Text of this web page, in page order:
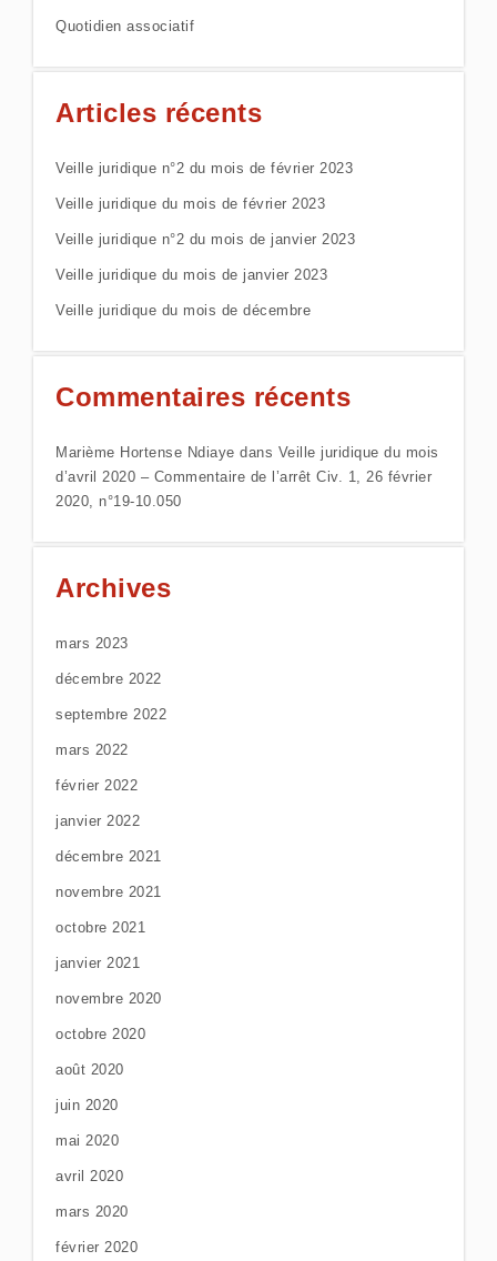
Quotidien associatif
Articles récents
Veille juridique n°2 du mois de février 2023
Veille juridique du mois de février 2023
Veille juridique n°2 du mois de janvier 2023
Veille juridique du mois de janvier 2023
Veille juridique du mois de décembre
Commentaires récents
Marième Hortense Ndiaye dans Veille juridique du mois
d’avril 2020 – Commentaire de l’arrêt Civ. 1, 26 février
2020, n°19-10.050
Archives
mars 2023
décembre 2022
septembre 2022
mars 2022
février 2022
janvier 2022
décembre 2021
novembre 2021
octobre 2021
janvier 2021
novembre 2020
octobre 2020
août 2020
juin 2020
mai 2020
avril 2020
mars 2020
février 2020